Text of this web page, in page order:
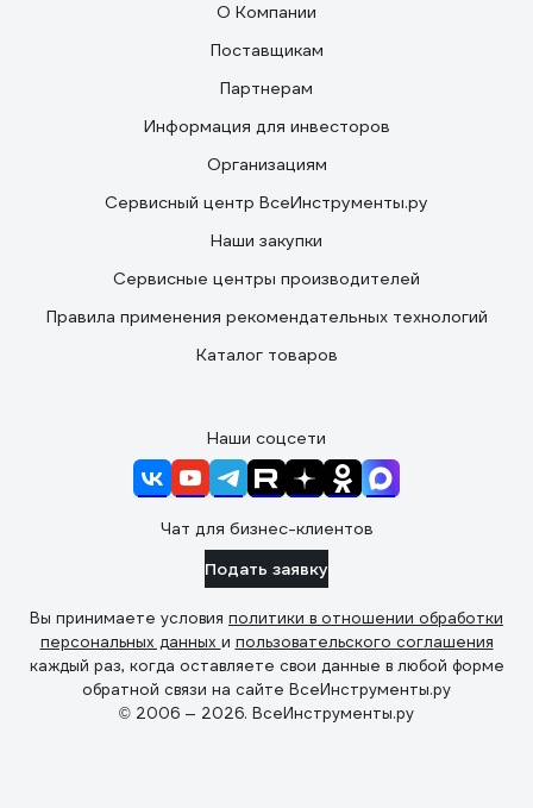
О Компании
Поставщикам
Партнерам
Информация для инвесторов
Организациям
Сервисный центр ВсеИнструменты.ру
Наши закупки
Сервисные центры производителей
Правила применения рекомендательных технологий
Каталог товаров
Наши соцсети
Чат для бизнес-клиентов
Подать заявку
Вы принимаете условия политики в отношении обработки
персональных данных и пользовательского соглашения
каждый раз, когда оставляете свои данные в любой форме
обратной связи на сайте ВсеИнструменты.ру
© 2006 — 2026. ВсеИнструменты.ру